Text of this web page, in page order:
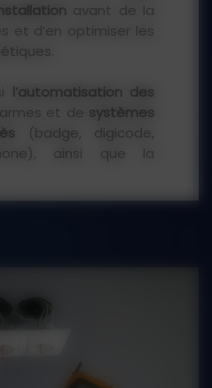
avant de la
et d’en optimiser les
l’automatisation des
et de systèmes
(badge, digicode,
ainsi que la
solutions !
pour toute
de défauts,